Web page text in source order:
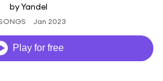
by Yandel
Jan 2023
Play for free